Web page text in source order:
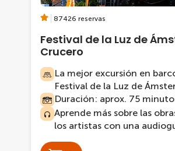
87426 reservas
Festival de la Luz de
Crucero
La mejor excursión en
Festival de la Luz de
Duración: aprox. 75
Aprende más sobre las
los artistas con una